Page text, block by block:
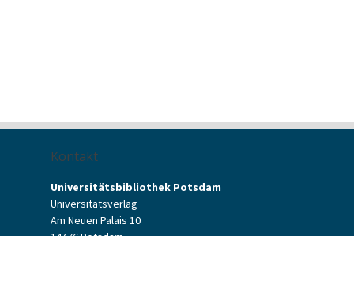
Kontakt
Universitätsbibliothek Potsdam
Universitätsverlag
Am Neuen Palais 10
14476 Potsdam